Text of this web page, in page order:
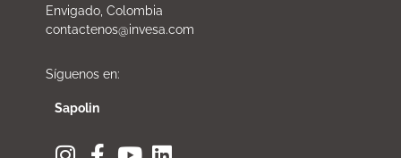
Envigado, Colombia
contactenos@invesa.com
Síguenos en:
Sapolin